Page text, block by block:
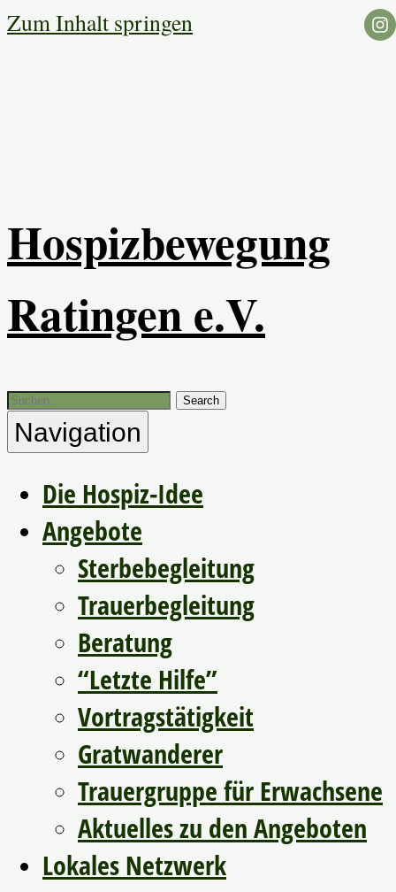
Zum Inhalt springen
Hospizbewegung
Ratingen e.V.
Navigation
Die Hospiz-Idee
Angebote
Sterbebegleitung
Trauerbegleitung
Beratung
“Letzte Hilfe”
Vortragstätigkeit
Gratwanderer
Trauergruppe für Erwachsene
Aktuelles zu den Angeboten
Lokales Netzwerk